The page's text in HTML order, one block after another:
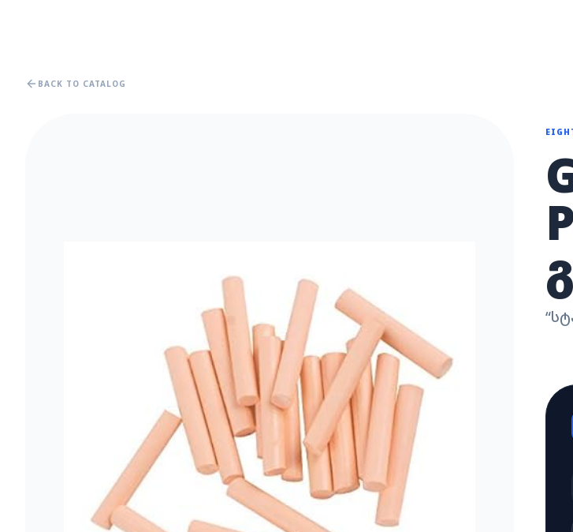
BACK TO CATALOG
“